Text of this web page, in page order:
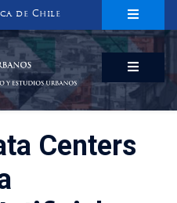
de Chile
URBANOS
DISEÑO Y ESTUDIOS URBANOS
Centers